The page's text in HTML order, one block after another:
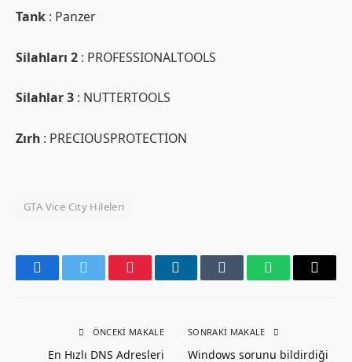
Tank : Panzer
Silahları 2 : PROFESSIONALTOOLS
Silahlar 3 : NUTTERTOOLS
Zırh : PRECIOUSPROTECTION
GTA Vice City Hileleri
FacebookTwitter PinterestLinkedInTumblr WhatsAppEmail
ÖNCEKI MAKALE
En Hızlı DNS Adresleri
SONRAKI MAKALE
Windows sorunu bildirdiği